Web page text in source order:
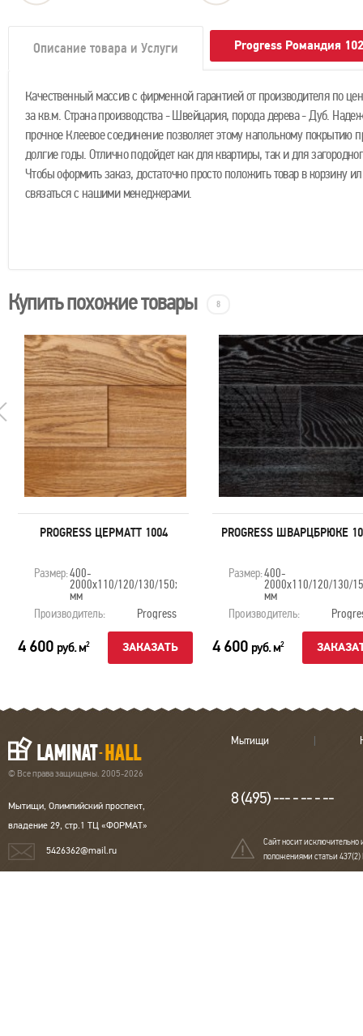
Описание товара и Услуги Progress Романдия
Качественный массив с фирменной гарантией от производителя по
за кв.м. Страна производства - Швейцария, порода дерева - Дуб.
прочное Клеевое соединение позволяет этому напольному покрытию
долгие годы. Отлично подойдет как для квартиры, так и для
Чтобы оформить заказ, достаточно просто положить товар в корзину
связаться с нашими менеджерами.
Купить похожие товары 8
PROGRESS ЦЕРМАТТ 1004
Размер:400-
2000х110/120/130/150х20
мм
Производитель:
Progress
4 600 руб. м2 ЗАКАЗАТЬ
PROGRESS ШВАРЦБРЮКЕ
Размер:400-
2000х110/120/130/
мм
Производитель:
4 600 руб. м2
© Все права защищены. 2005-2026
Мытищи, Олимпийский проспект,
владение 29, стр.1 ТЦ «ФОРМАТ»
5426362@mail.ru
Мытищи
8 (495) --- - -- - --
Сайт носит исключительно
положениями статьи